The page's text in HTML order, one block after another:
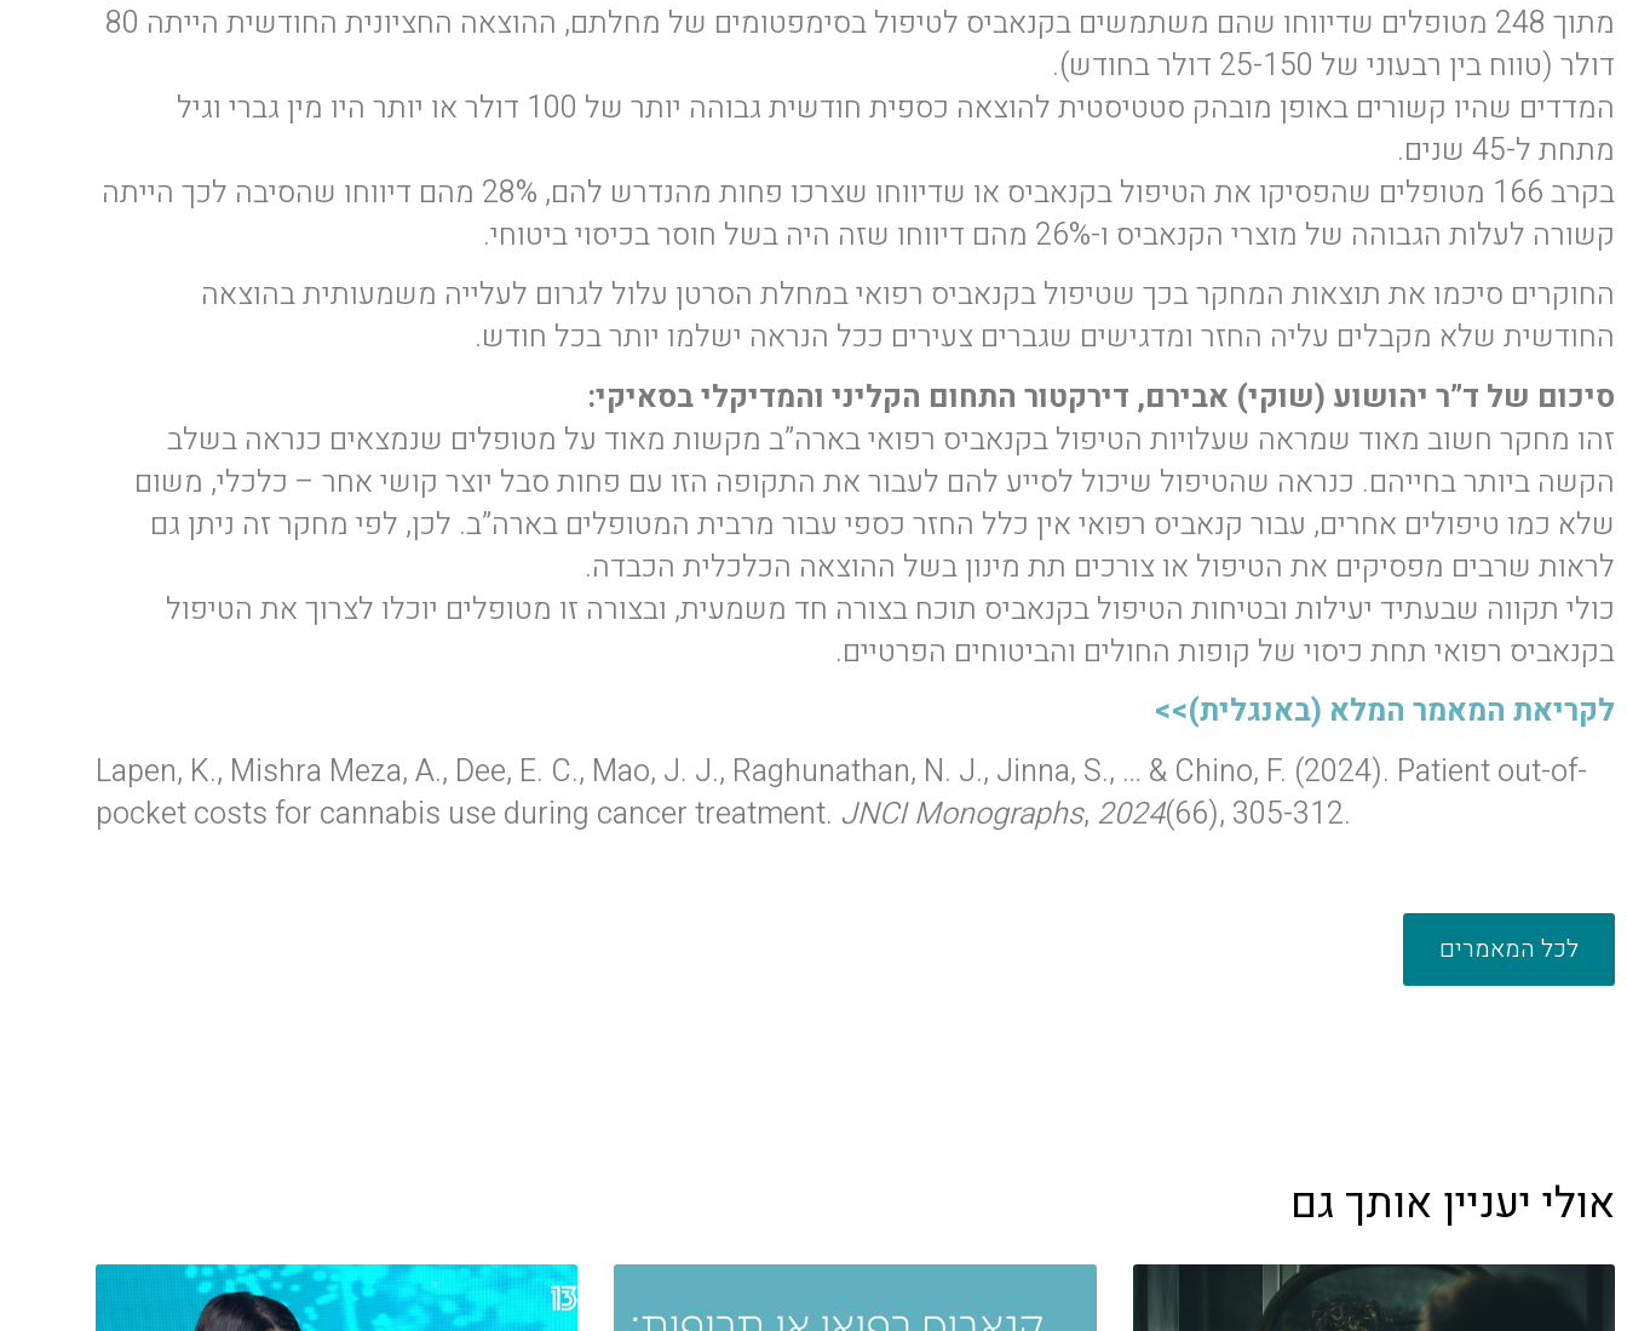
מתוך 248 מטופלים שדיווחו שהם משתמשים בקנאביס לטיפול בסימפטומים של מחלתם, ההוצאה החציונית החודשית הייתה 80
דולר (טווח בין רבעוני של 25-150 דולר בחודש).
המדדים שהיו קשורים באופן מובהק סטטיסטית להוצאה כספית חודשית גבוהה יותר של 100 דולר או יותר היו מין גברי וגיל
מתחת ל-45 שנים.
בקרב 166 מטופלים שהפסיקו את הטיפול בקנאביס או שדיווחו שצרכו פחות מהנדרש להם, 28% מהם דיווחו שהסיבה לכך הייתה
קשורה לעלות הגבוהה של מוצרי הקנאביס ו-26% מהם דיווחו שזה היה בשל חוסר בכיסוי ביטוחי.
החוקרים סיכמו את תוצאות המחקר בכך שטיפול בקנאביס רפואי במחלת הסרטן עלול לגרום לעלייה משמעותית בהוצאה
החודשית שלא מקבלים עליה החזר ומדגישים שגברים צעירים ככל הנראה ישלמו יותר בכל חודש.
סיכום של ד”ר יהושוע (שוקי) אבירם, דירקטור התחום הקליני והמדיקלי בסאיקי:
זהו מחקר חשוב מאוד שמראה שעלויות הטיפול בקנאביס רפואי בארה”ב מקשות מאוד על מטופלים שנמצאים כנראה בשלב
הקשה ביותר בחייהם. כנראה שהטיפול שיכול לסייע להם לעבור את התקופה הזו עם פחות סבל יוצר קושי אחר – כלכלי, משום
שלא כמו טיפולים אחרים, עבור קנאביס רפואי אין כלל החזר כספי עבור מרבית המטופלים בארה”ב. לכן, לפי מחקר זה ניתן גם
לראות שרבים מפסיקים את הטיפול או צורכים תת מינון בשל ההוצאה הכלכלית הכבדה.
כולי תקווה שבעתיד יעילות ובטיחות הטיפול בקנאביס תוכח בצורה חד משמעית, ובצורה זו מטופלים יוכלו לצרוך את הטיפול
בקנאביס רפואי תחת כיסוי של קופות החולים והביטוחים הפרטיים.
לקריאת המאמר המלא (באנגלית)>>
Lapen, K., Mishra Meza, A., Dee, E. C., Mao, J. J., Raghunathan, N. J., Jinna, S., … & Chino, F. (2024). Patient out-of-
pocket costs for cannabis use during cancer treatment. JNCI Monographs, 2024(66), 305-312.
לכל המאמרים
אולי יעניין אותך גם